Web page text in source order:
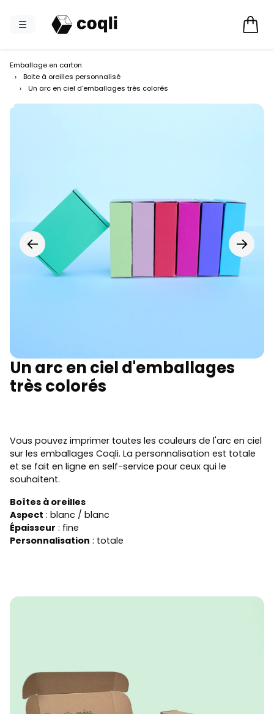
Emballage en carton
›
Boite à oreilles personnalisé
›
Un arc en ciel d'emballages très colorés
← →
Un arc en ciel d'emballages
très colorés
Vous pouvez imprimer toutes les couleurs de l'arc en ciel
sur les emballages Coqli. La personnalisation est totale
et se fait en ligne en self-service pour ceux qui le
souhaitent.
Boîtes à oreilles
Aspect : blanc / blanc
Épaisseur : fine
Personnalisation : totale